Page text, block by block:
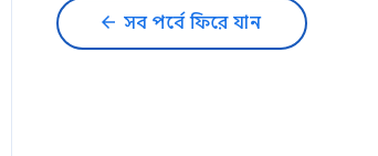
arrow_back সব পর্বে ফিরে যান